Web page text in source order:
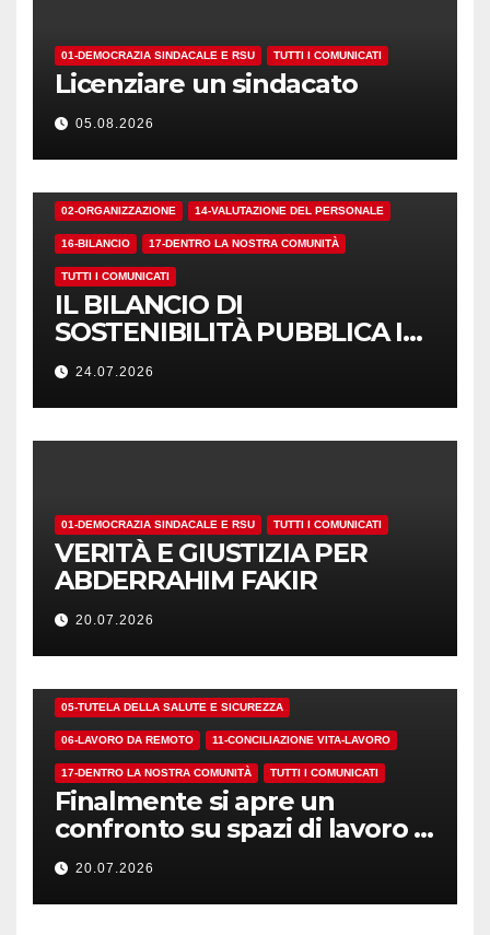
01-DEMOCRAZIA SINDACALE E RSU TUTTI I COMUNICATI
Licenziare un sindacato
05.08.2026
02-ORGANIZZAZIONE 14-VALUTAZIONE DEL PERSONALE
16-BILANCIO 17-DENTRO LA NOSTRA COMUNITÀ
TUTTI I COMUNICATI
IL BILANCIO DI
SOSTENIBILITÀ PUBBLICA I
NUMERI. MA I CRITERI?
24.07.2026
01-DEMOCRAZIA SINDACALE E RSU TUTTI I COMUNICATI
VERITÀ E GIUSTIZIA PER
ABDERRAHIM FAKIR
20.07.2026
05-TUTELA DELLA SALUTE E SICUREZZA
06-LAVORO DA REMOTO 11-CONCILIAZIONE VITA-LAVORO
17-DENTRO LA NOSTRA COMUNITÀ TUTTI I COMUNICATI
Finalmente si apre un
confronto su spazi di lavoro e
dotazioni
20.07.2026